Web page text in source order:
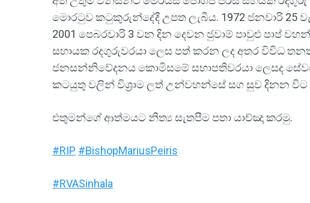
මොරටුව කටුකුරුන්දේදී උපත ලැබීය. 1972 ජනවාරි 25
2001 පෙබරවාරි 3 වන දින දෙවන ජුවාම් පාවුළු පාප්
සහායක රදගුරුවරයා ලෙස පත් කරන ලද අතර විවිධ
ජනසන්නිවේදනය කොමිසමේ සභාපතිවරයා ලෙසද සේවය
කටයුතු වලින් විශ්‍රාම ලත් උන්වහන්සේ සග සුව දිනන විට
එතුමන්ගේ ආත්මයට නිත්‍ය සැතපීම පතා යාච්ඤා කරමු.
#RIP #BishopMariusPeiris
#RVASinhala